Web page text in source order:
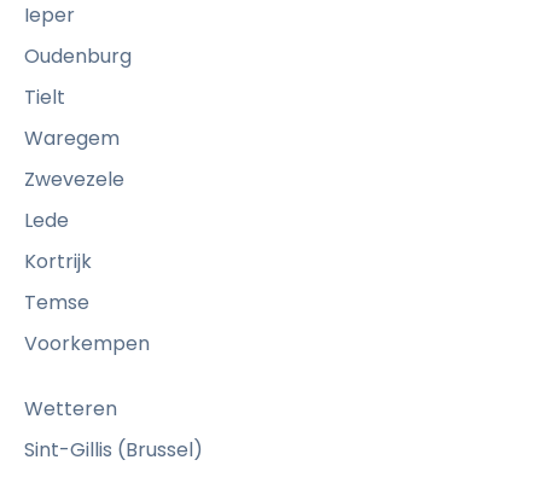
Ieper
Oudenburg
Tielt
Waregem
Zwevezele
Lede
Kortrijk
Temse
Voorkempen
Wetteren
Sint-Gillis (Brussel)